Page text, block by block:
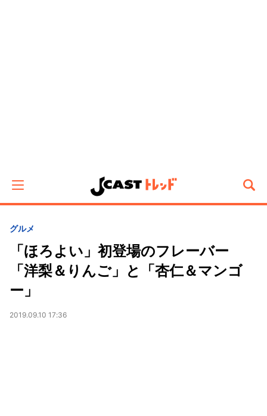
グルメ
「ほろよい」初登場のフレーバー
「洋梨＆りんご」と「杏仁＆マンゴ
ー」
2019.09.10 17:36